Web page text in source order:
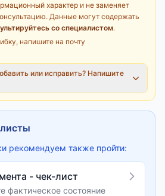
характер и не заменяет
Данные могут содержать
со специалистом.
напишите на почту
или исправить? Напишите
рекомендуем также пройти:
- чек-лист
фактическое состояние